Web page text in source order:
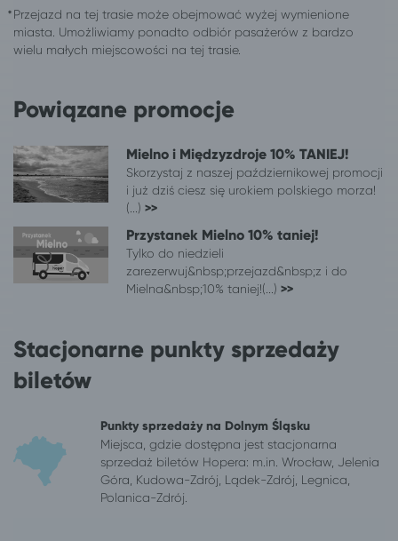
Głogów
Mielno
Gorzów Wielkopolski
Mielno
Mielno
Legnica
Mielno
Lublin
Mielno
Opole
Mielno
Piotrków Trybunalski
Mielno
Mielno
Poznań
Mielno
Ruda Śląska
Mielno
Rzeszów
Mielno
Warszawa
Mielno
Włocławek
Wrocław
Zielona Góra
Mielno
Przejazd na tej trasie może obejmować wyżej wymienione
miasta. Umożliwiamy ponadto odbiór pasażerów z bardzo
wielu małych miejscowości na tej trasie.
Powiązane promocje
Mielno i Międzyzdroje 10% TANIEJ!
Skorzystaj z naszej październikowej promocji
i już dziś ciesz się urokiem polskiego morza!
(...) >>
Przystanek Mielno 10% taniej!
Tylko do niedzieli
zarezerwuj&nbsp;przejazd&nbsp;z i do
Mielna&nbsp;10% taniej!(...) >>
Stacjonarne punkty sprzedaży
biletów
Punkty sprzedaży na Dolnym Śląsku
Miejsca, gdzie dostępna jest stacjonarna
sprzedaż biletów Hopera: m.in. Wrocław, Jelenia
Góra, Kudowa-Zdrój, Lądek-Zdrój, Legnica,
Polanica-Zdrój.